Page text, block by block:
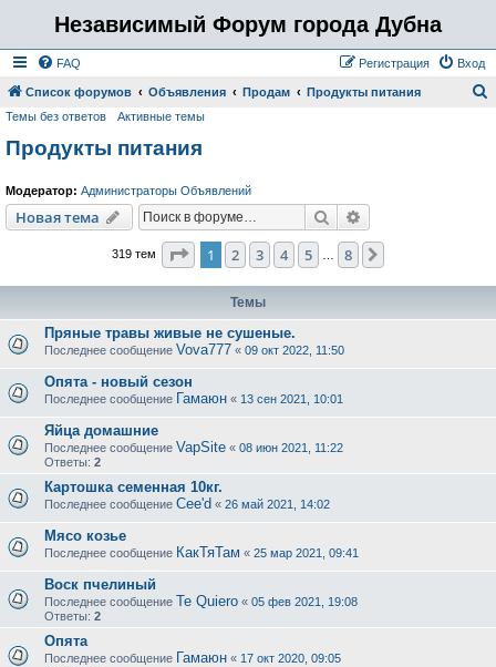
Независимый Форум города Дубна
FAQ Вход
Регистрация
Список форумов Объявления Продам Продукты питания
Темы без ответов Активные темы
Продукты питания
Модератор: Администраторы Объявлений
Новая тема Поиск
319 тем Страница из
1 2 3 4 5 8
Темы
Пряные травы живые не сушеные.
Последнее сообщение Vova777 « 09 окт 2022, 11:50
Опята - новый сезон
Последнее сообщение Гамаюн « 13 сен 2021, 10:01
Яйца домашние
Последнее сообщение VapSite « 08 июн 2021, 11:22
Ответы: 2
Картошка семенная 10кг.
Последнее сообщение Cee'd « 26 май 2021, 14:02
Мясо козье
Последнее сообщение КакТяТам « 25 мар 2021, 09:41
Воск пчелиный
Последнее сообщение Te Quiero « 05 фев 2021, 19:08
Ответы: 2
Опята
Последнее сообщение Гамаюн « 17 окт 2020, 09:05